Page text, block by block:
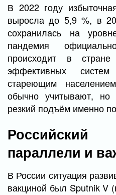
В 2022 году
выросла до 5,9 %, в
сохранилась на
пандемия
происходит в
эффективных
стареющим
обычно учитывают, но
резкий подъём именно
параллели и
В России ситуация
вакциной был Sputnik V